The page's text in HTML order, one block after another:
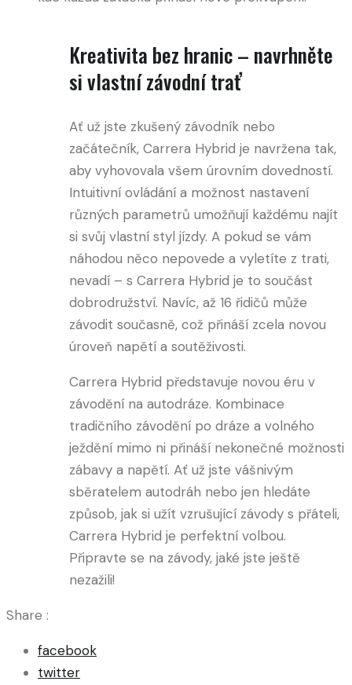
Kreativita bez hranic – navrhněte
si vlastní závodní trať
Ať už jste zkušený závodník nebo
začátečník, Carrera Hybrid je navržena tak,
aby vyhovovala všem úrovním dovedností.
Intuitivní ovládání a možnost nastavení
různých parametrů umožňují každému najít
si svůj vlastní styl jízdy. A pokud se vám
náhodou něco nepovede a vyletíte z trati,
nevadí – s Carrera Hybrid je to součást
dobrodružství. Navíc, až 16 řidičů může
závodit současně, což přináší zcela novou
úroveň napětí a soutěživosti.
Carrera Hybrid představuje novou éru v
závodění na autodráze. Kombinace
tradičního závodění po dráze a volného
ježdění mimo ni přináší nekonečné možnosti
zábavy a napětí. Ať už jste vášnivým
sběratelem autodráh nebo jen hledáte
způsob, jak si užít vzrušující závody s přáteli,
Carrera Hybrid je perfektní volbou.
Připravte se na závody, jaké jste ještě
nezažili!
Share :
facebook
twitter